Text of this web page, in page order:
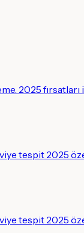
2025 fırsatları
tespit 2025
tespit 2025